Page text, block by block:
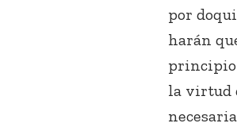
por
harán
principio
la virtud